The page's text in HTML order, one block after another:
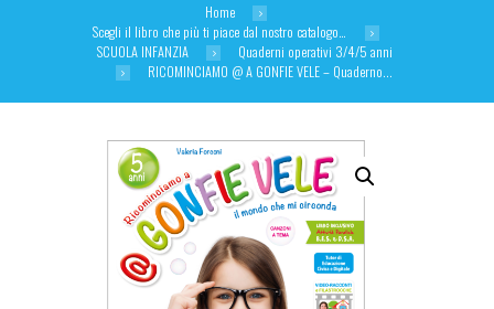
Home
Scegli il libro che più ti piace dal nostro catalogo…
SCUOLA INFANZIA
Quaderni operativi 3/4/5 anni
RICOMINCIAMO @ A GONFIE VELE – Quaderno...